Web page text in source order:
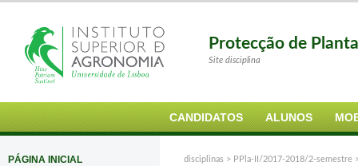
Protecção de
Site disciplina
CANDIDATOS ALUNOS
PÁGINA INICIAL disciplinas > PPla-II/2017-2018/2-semestre